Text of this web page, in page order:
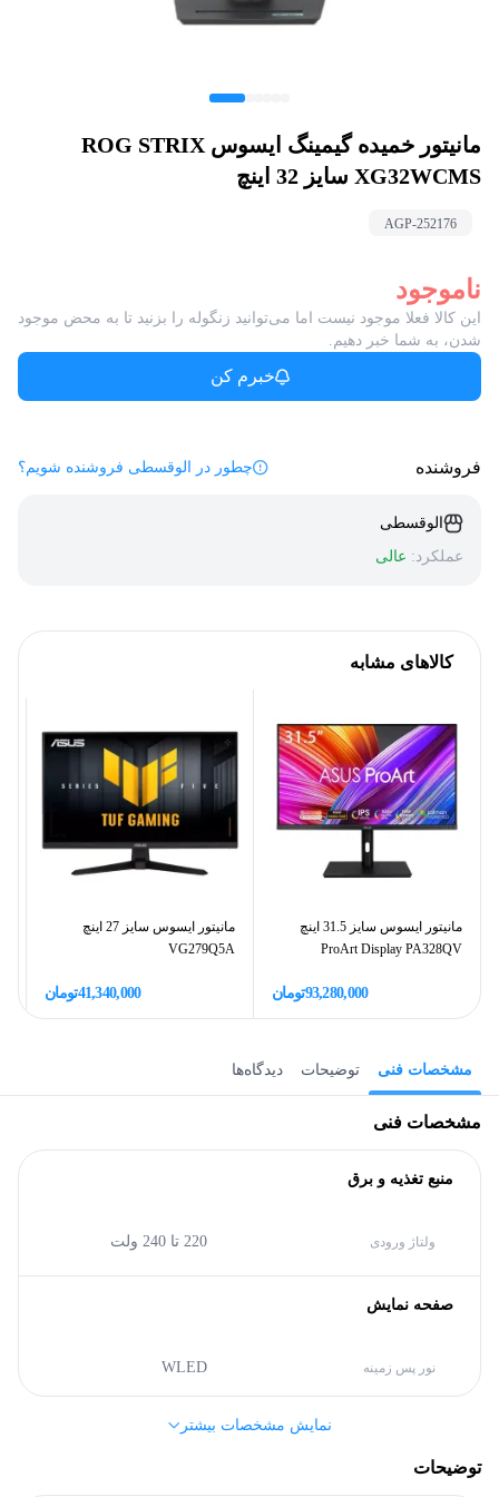
مانیتور خمیده گیمینگ ایسوس ROG STRIX
XG32WCMS سایز 32 اینچ
AGP-252176
ناموجود
این کالا فعلا موجود نیست اما می‌توانید زنگوله را بزنید تا به محض موجود
شدن، به شما خبر دهیم.
خبرم کن
فروشنده چطور در الوقسطی فروشنده شویم؟
الوقسطی
عملکرد: عالی
کالاهای مشابه
مانیتور ایسوس سایز 31.5 اینچ
ProArt Display PA328QV
93,280,000تومان
مانیتور ایسوس سایز 27 اینچ
VG279Q5A
41,340,000تومان
مشخصات فنی توضیحات دیدگاه‌ها
مشخصات فنی
منبع تغذیه و برق
ولتاژ ورودی 220 تا 240 ولت
صفحه نمایش
نور پس زمینه WLED
16:9
نمایش مشخصات بیشتر
توضیحات